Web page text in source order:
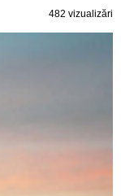
482 vizualizări